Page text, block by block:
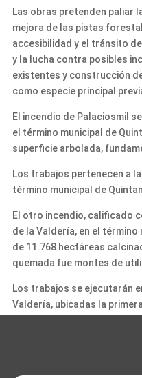
Las obras pretenden paliar
mejora de las pistas
accesibilidad y el tránsito
y la lucha contra posibles
existentes y construcción
como especie principal
El incendio de Palaciosmil
el término municipal de
superficie arbolada,
Los trabajos pertenecen a
término municipal de
El otro incendio, calificado
de la Valdería, en el
de 11.768 hectáreas
quemada fue montes de
Los trabajos se ejecutarán
Valdería, ubicadas la